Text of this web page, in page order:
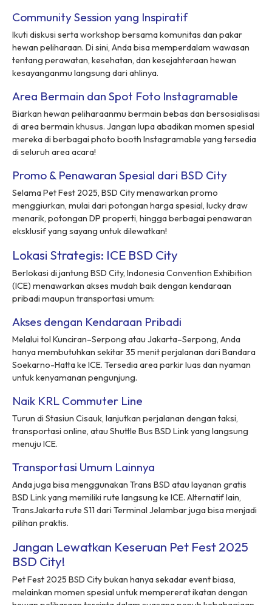
Community Session yang Inspiratif
Ikuti diskusi serta workshop bersama komunitas dan pakar
hewan peliharaan. Di sini, Anda bisa memperdalam wawasan
tentang perawatan, kesehatan, dan kesejahteraan hewan
kesayanganmu langsung dari ahlinya.
Area Bermain dan Spot Foto Instagramable
Biarkan hewan peliharaanmu bermain bebas dan bersosialisasi
di area bermain khusus. Jangan lupa abadikan momen spesial
mereka di berbagai photo booth Instagramable yang tersedia
di seluruh area acara!
Promo & Penawaran Spesial dari BSD City
Selama Pet Fest 2025, BSD City menawarkan promo
menggiurkan, mulai dari potongan harga spesial, lucky draw
menarik, potongan DP properti, hingga berbagai penawaran
eksklusif yang sayang untuk dilewatkan!
Lokasi Strategis: ICE BSD City
Berlokasi di jantung BSD City, Indonesia Convention Exhibition
(ICE) menawarkan akses mudah baik dengan kendaraan
pribadi maupun transportasi umum:
Akses dengan Kendaraan Pribadi
Melalui tol Kunciran–Serpong atau Jakarta–Serpong, Anda
hanya membutuhkan sekitar 35 menit perjalanan dari Bandara
Soekarno-Hatta ke ICE. Tersedia area parkir luas dan nyaman
untuk kenyamanan pengunjung.
Naik KRL Commuter Line
Turun di Stasiun Cisauk, lanjutkan perjalanan dengan taksi,
transportasi online, atau Shuttle Bus BSD Link yang langsung
menuju ICE.
Transportasi Umum Lainnya
Anda juga bisa menggunakan Trans BSD atau layanan gratis
BSD Link yang memiliki rute langsung ke ICE. Alternatif lain,
TransJakarta rute S11 dari Terminal Jelambar juga bisa menjadi
pilihan praktis.
Jangan Lewatkan Keseruan Pet Fest 2025
BSD City!
Pet Fest 2025 BSD City bukan hanya sekadar event biasa,
melainkan momen spesial untuk mempererat ikatan dengan